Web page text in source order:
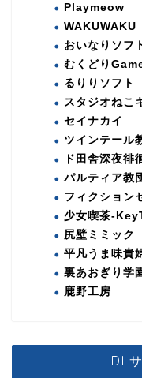
Playmeow
WAKUWAKU
おいなりソフ
むくどり
るりりソフト
スタジオねこ
セイナカイ
ツインテール
ド田舎深夜徘
パルティア教
フィクション
少女喫茶-
尻壁ミミック
平凡うま味貴
裏あおぎり学
鹿野工房
DL